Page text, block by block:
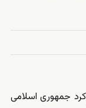
کرد جمهوری اسلامی